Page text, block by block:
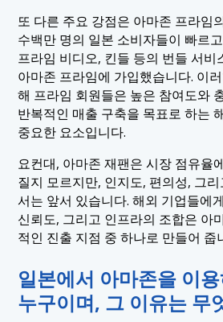
또 다른 주요 강점은 아마존 프라임
수백만 명의 일본 소비자들이 빠르
프라임 비디오, 킨들 등의 번들 서비
아마존 프라임에 가입했습니다. 이
해 프라임 회원들은 높은 참여도와
반복적인 매출 구축을 목표로 하는
중요한 요소입니다.
요컨대, 아마존 재팬은 시장 점유율
질지 모르지만, 인지도, 편의성, 그
서는 앞서 있습니다. 해외 기업들에
신뢰도, 그리고 인프라의 조합은 아
적인 진출 지점 중 하나로 만들어 줍
일본에서 아마존을 이
누구이며, 그 이유는 무